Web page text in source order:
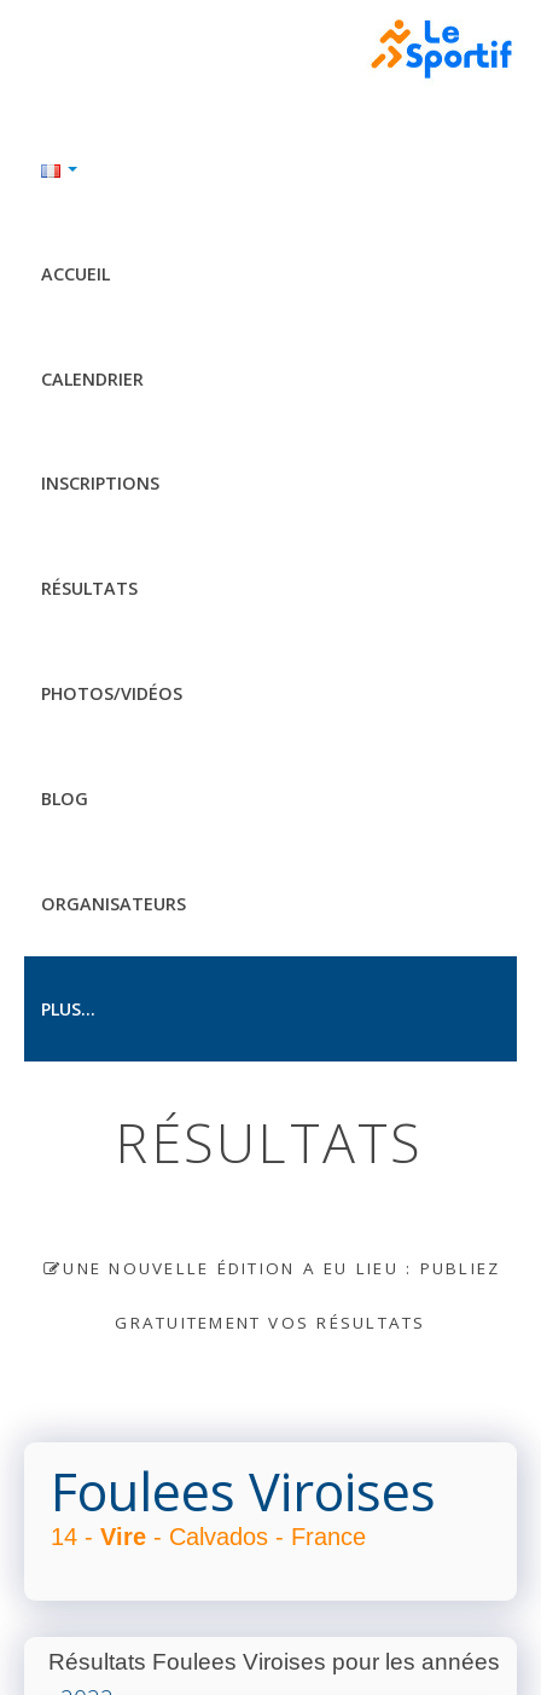
ACCUEIL
CALENDRIER
INSCRIPTIONS
RÉSULTATS
PHOTOS/VIDÉOS
BLOG
ORGANISATEURS
PLUS...
RÉSULTATS
UNE NOUVELLE ÉDITION A EU LIEU : PUBLIEZ
GRATUITEMENT VOS RÉSULTATS
Foulees Viroises
14 - Vire - Calvados - France
Résultats Foulees Viroises pour les années